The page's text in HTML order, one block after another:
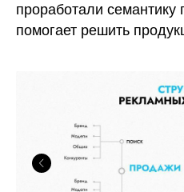
проработали семантику
помогает решить